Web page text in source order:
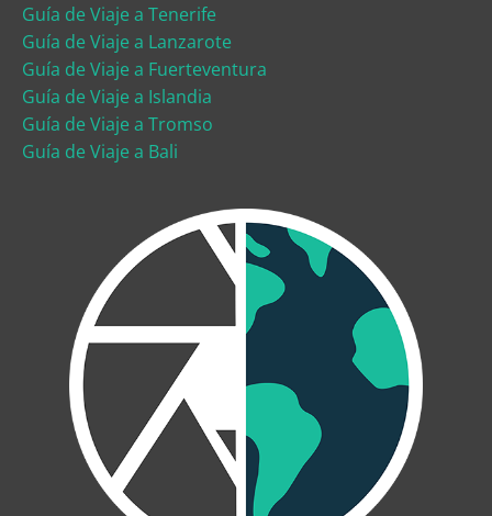
Guía de Viaje a Tenerife
Guía de Viaje a Lanzarote
Guía de Viaje a Fuerteventura
Guía de Viaje a Islandia
Guía de Viaje a Tromso
Guía de Viaje a Bali